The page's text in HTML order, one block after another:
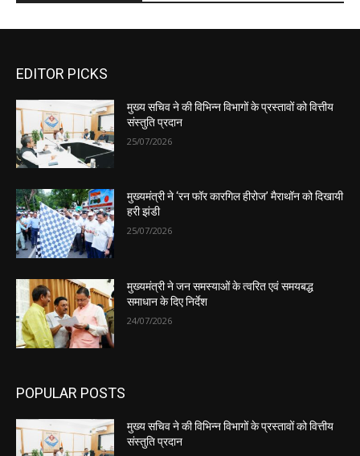
EDITOR PICKS
मुख्य सचिव ने की विभिन्न विभागों के प्रस्तावों को वित्तीय
संस्तुति प्रदान
25/07/2026
मुख्यमंत्री ने ‘रन फॉर कारगिल हीरोज’ मैराथॉन को दिखायी
हरी झंडी
25/07/2026
मुख्यमंत्री ने जन समस्याओं के त्वरित एवं समयबद्ध
समाधान के दिए निर्देश
24/07/2026
POPULAR POSTS
मुख्य सचिव ने की विभिन्न विभागों के प्रस्तावों को वित्तीय
संस्तुति प्रदान